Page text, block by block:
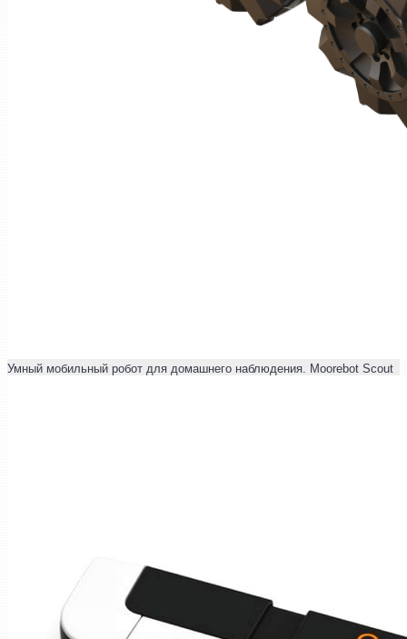
Умный мобильный робот для домашнего наблюдения. Moorebot Scout